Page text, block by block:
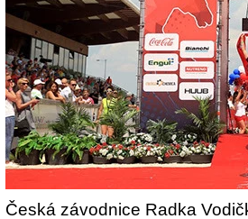
Česká závodnice Radka